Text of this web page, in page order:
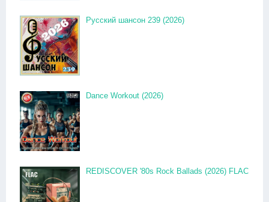
Русский шансон 239 (2026)
Dance Workout (2026)
REDISCOVER '80s Rock Ballads (2026) FLAC